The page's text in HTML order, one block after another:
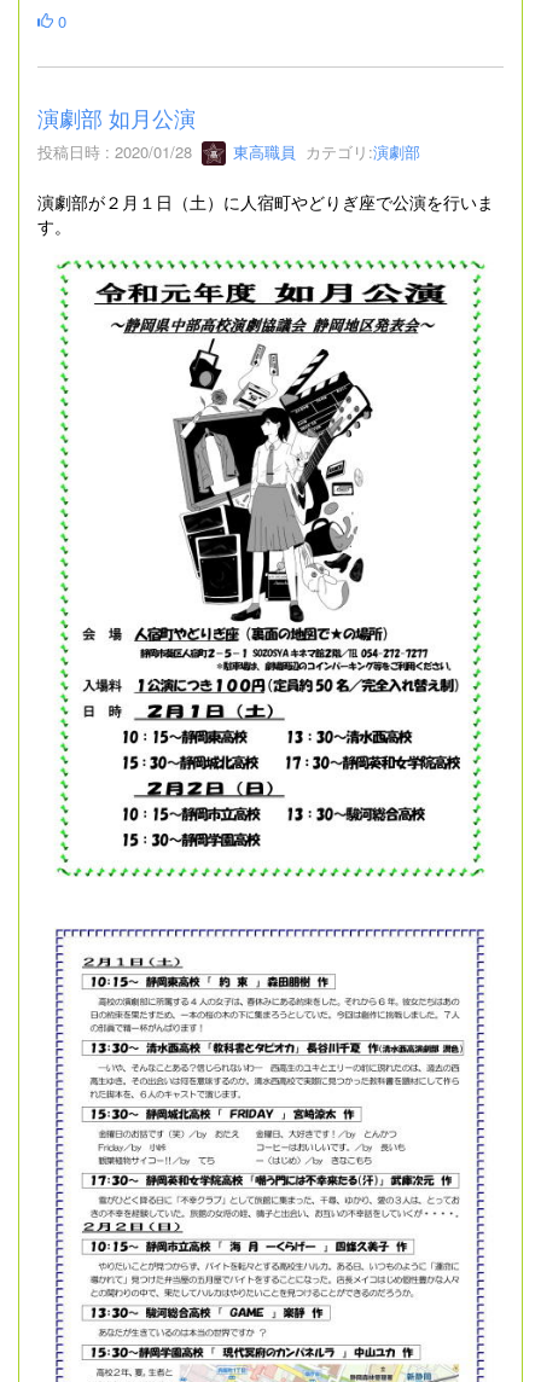
0
演劇部 如月公演
投稿日時 : 2020/01/28 東高職員 カテゴリ:演劇部
演劇部が２月１日（土）に人宿町やどりぎ座で公演を行いま
す。